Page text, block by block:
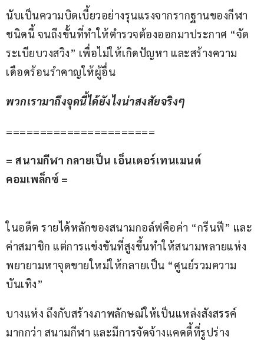
นับเป็นความบิดเบี้ยวอย่างรุนแรงจากรากฐานของกีฬา
ชนิดนี้ จนถึงขั้นที่ทำให้ตำรวจต้องออกมาประกาศ “จัด
ระเบียบวงสวิง” เพื่อไม่ให้เกิดปัญหา และสร้างความ
เดือดร้อนรำคาญให้ผู้อื่น
พวกเรามาถึงจุดนี้ได้ยังไงน่าสงสัยจริงๆ
======================
= สนามกีฬา กลายเป็น เอ็นเตอร์เทนเมนต์
คอมเพล็กซ์ =
ในอดีต รายได้หลักของสนามกอล์ฟคือค่า “กรีนฟี” และ
ค่าสมาชิก แต่การแข่งขันที่สูงขึ้นทำให้สนามหลายแห่ง
พยายามหาจุดขายใหม่ให้กลายเป็น “ศูนย์รวมความ
บันเทิง”
บางแห่ง ถึงกับสร้างภาพลักษณ์ให้เป็นแหล่งสังสรรค์
มากกว่า สนามกีฬา และมีการจัดจ้างแคดดี้ที่รูปร่าง